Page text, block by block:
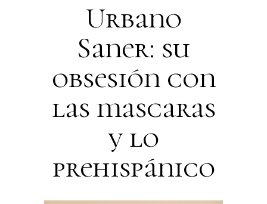
Urbano
Saner: su
obsesión con
las mascaras
y lo
prehispánico